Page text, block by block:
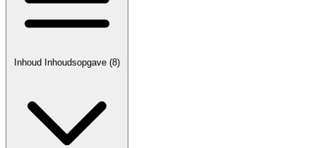
Inhoud Inhoudsopgave (8)